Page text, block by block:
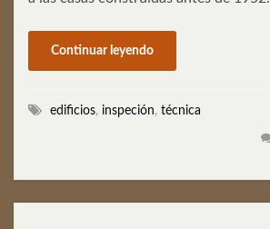
Continuar leyendo
edificios, inspeción, técnica